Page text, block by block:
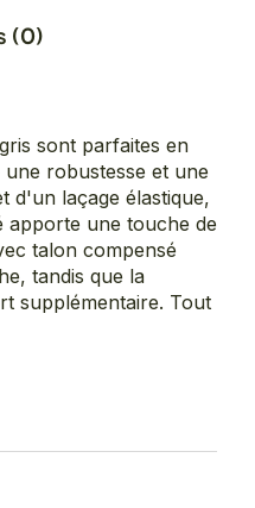
(0)
sont parfaites en
robustesse et une
d'un laçage élastique,
apporte une touche de
talon compensé
tandis que la
supplémentaire. Tout